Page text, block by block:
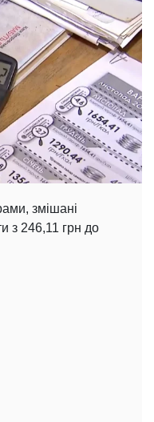
змішані
з 246,11 грн до